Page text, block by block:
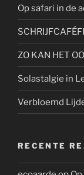
Op safari in de
ZO KAN HET
Solastalgie in
Verbloemd
RECENTE